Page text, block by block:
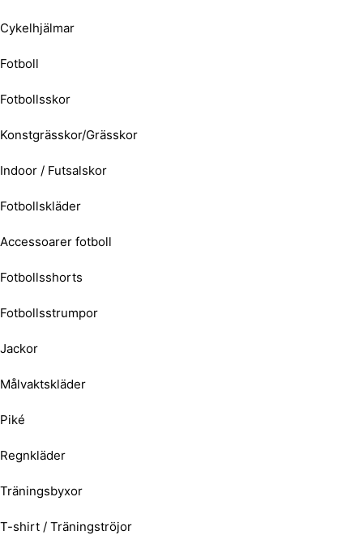
Cykelhjälmar
Fotboll
Fotbollsskor
Konstgrässkor/Grässkor
Indoor / Futsalskor
Fotbollskläder
Accessoarer fotboll
Fotbollsshorts
Fotbollsstrumpor
Jackor
Målvaktskläder
Piké
Regnkläder
Träningsbyxor
T-shirt / Träningströjor